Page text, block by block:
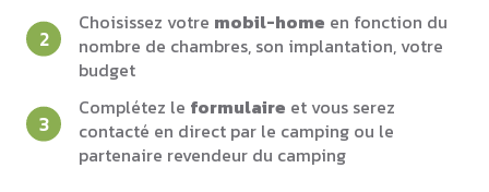
Choisissez votre mobil-home en fonction du
nombre de chambres, son implantation, votre
budget
Complétez le formulaire et vous serez
contacté en direct par le camping ou le
partenaire revendeur du camping